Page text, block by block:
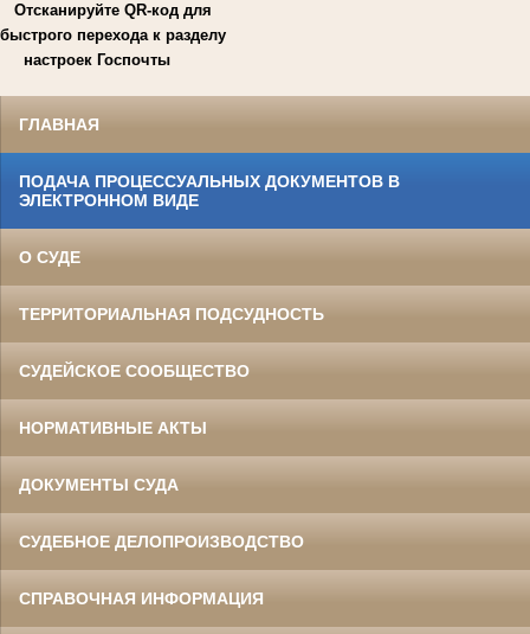
Отсканируйте QR-код для
быстрого перехода к разделу
настроек Госпочты
ГЛАВНАЯ
ПОДАЧА ПРОЦЕССУАЛЬНЫХ ДОКУМЕНТОВ В
ЭЛЕКТРОННОМ ВИДЕ
О СУДЕ
ТЕРРИТОРИАЛЬНАЯ ПОДСУДНОСТЬ
СУДЕЙСКОЕ СООБЩЕСТВО
НОРМАТИВНЫЕ АКТЫ
ДОКУМЕНТЫ СУДА
СУДЕБНОЕ ДЕЛОПРОИЗВОДСТВО
СПРАВОЧНАЯ ИНФОРМАЦИЯ